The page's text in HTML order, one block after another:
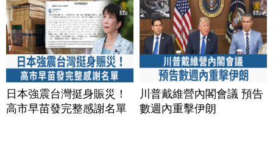
日本強震台灣挺身賑災！
高市早苗發完整感謝名單
川普戴維營內閣會議 預告
數週內重擊伊朗